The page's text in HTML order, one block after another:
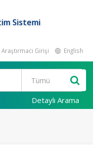
Sistemi
Araştırmacı Girişi English
Detaylı Arama